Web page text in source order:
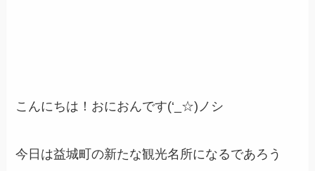
こんにちは！おにおんです(‘_☆)ノシ
今日は益城町の新たな観光名所になるであろう